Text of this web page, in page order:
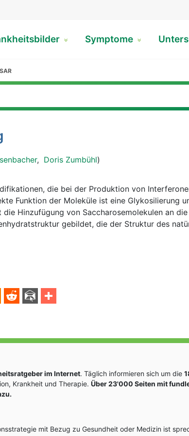
Symptome
, Doris Zumbühl)
die bei der Produktion von
Funktion der Moleküle ist eine Glykosilierung
Hinzufügung von Saccharosemolekulen an
gebildet, die der Struktur des
im Internet. Täglich informieren sich um die
Krankheit und Therapie. Über 23'000 Seiten mit
mit Bezug zu Gesundheit oder Medizin ist